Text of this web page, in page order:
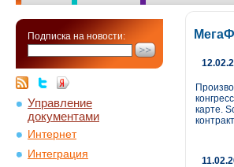
Подписка на новости:
Управление
документами
Интернет
Интеграция
карте.